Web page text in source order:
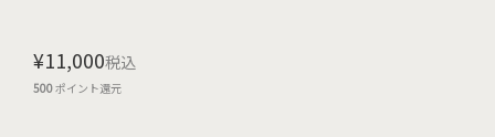
¥11,000税込
500ポイント還元